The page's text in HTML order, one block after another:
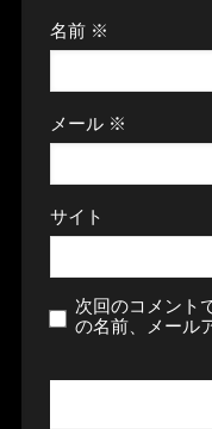
名前 ※
メール ※
サイト
次回のコメント
の名前、メール